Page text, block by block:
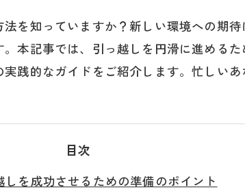
を知っていますか？新しい環境への期
本記事では、引っ越しを円滑に進める
践的なガイドをご紹介します。忙しいあ
目次
を成功させるための準備のポイント